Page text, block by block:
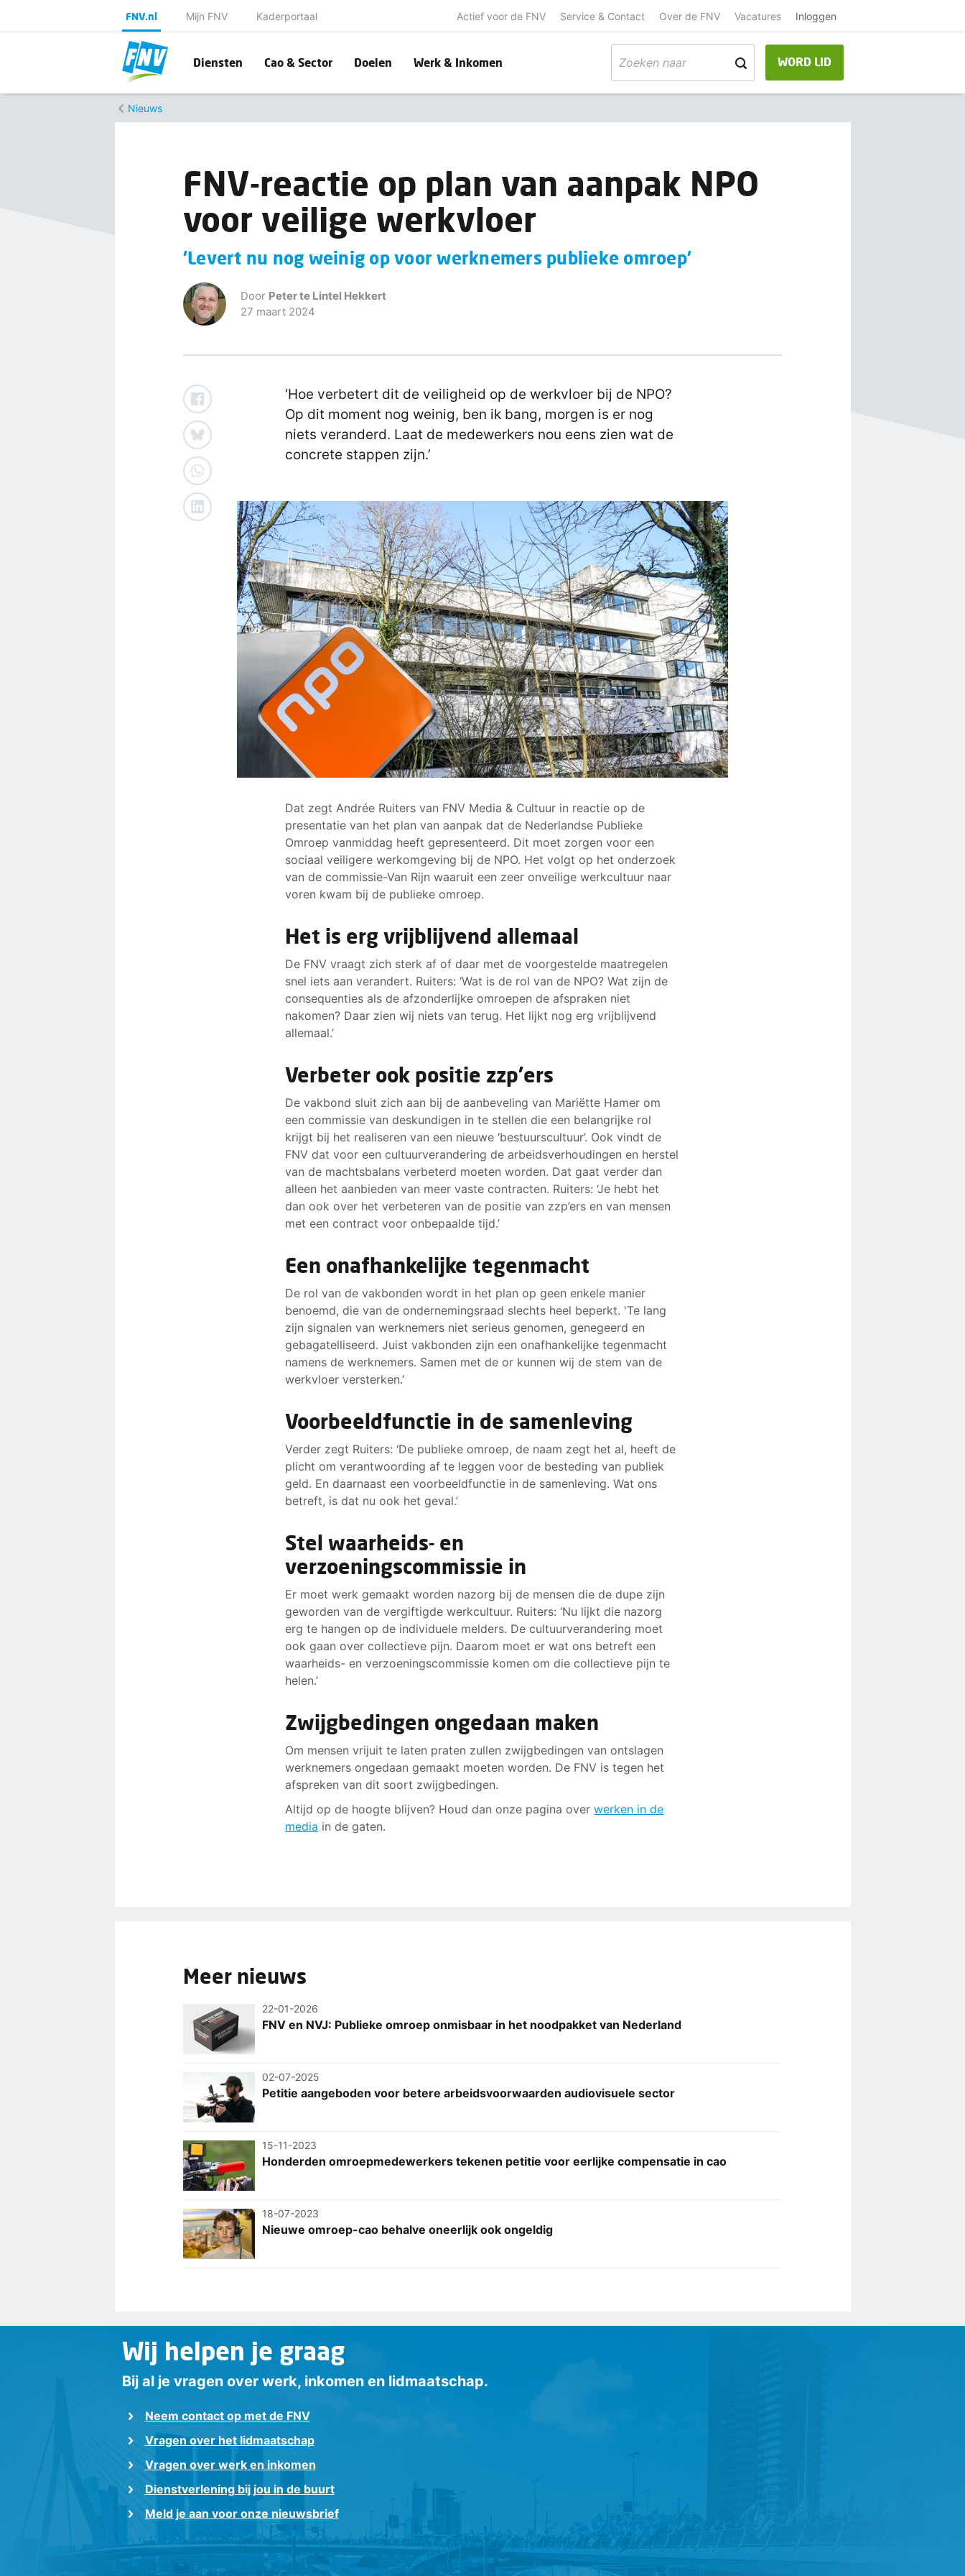
FNV.nl Mijn FNV Kaderportaal Actief voor de FNV Service & Contact Over de FNV Vacatures Inloggen
Diensten Cao & Sector Doelen Werk & Inkomen WORD LID
Nieuws
FNV-reactie op plan van aanpak NPO
voor veilige werkvloer
'Levert nu nog weinig op voor werknemers publieke omroep'
Door Peter te Lintel Hekkert
27 maart 2024
‘Hoe verbetert dit de veiligheid op de werkvloer bij de NPO?
Op dit moment nog weinig, ben ik bang, morgen is er nog
niets veranderd. Laat de medewerkers nou eens zien wat de
concrete stappen zijn.’
Dat zegt Andrée Ruiters van FNV Media & Cultuur in reactie op de
presentatie van het plan van aanpak dat de Nederlandse Publieke
Omroep vanmiddag heeft gepresenteerd. Dit moet zorgen voor een
sociaal veiligere werkomgeving bij de NPO. Het volgt op het onderzoek
van de commissie-Van Rijn waaruit een zeer onveilige werkcultuur naar
voren kwam bij de publieke omroep.
Het is erg vrijblijvend allemaal
De FNV vraagt zich sterk af of daar met de voorgestelde maatregelen
snel iets aan verandert. Ruiters: ‘Wat is de rol van de NPO? Wat zijn de
consequenties als de afzonderlijke omroepen de afspraken niet
nakomen? Daar zien wij niets van terug. Het lijkt nog erg vrijblijvend
allemaal.’
Verbeter ook positie zzp'ers
De vakbond sluit zich aan bij de aanbeveling van Mariëtte Hamer om
een commissie van deskundigen in te stellen die een belangrijke rol
krijgt bij het realiseren van een nieuwe ‘bestuurscultuur’. Ook vindt de
FNV dat voor een cultuurverandering de arbeidsverhoudingen en herstel
van de machtsbalans verbeterd moeten worden. Dat gaat verder dan
alleen het aanbieden van meer vaste contracten. Ruiters: ‘Je hebt het
dan ook over het verbeteren van de positie van zzp’ers en van mensen
met een contract voor onbepaalde tijd.’
Een onafhankelijke tegenmacht
De rol van de vakbonden wordt in het plan op geen enkele manier
benoemd, die van de ondernemingsraad slechts heel beperkt. 'Te lang
zijn signalen van werknemers niet serieus genomen, genegeerd en
gebagatelliseerd. Juist vakbonden zijn een onafhankelijke tegenmacht
namens de werknemers. Samen met de or kunnen wij de stem van de
werkvloer versterken.’
Voorbeeldfunctie in de samenleving
Verder zegt Ruiters: ‘De publieke omroep, de naam zegt het al, heeft de
plicht om verantwoording af te leggen voor de besteding van publiek
geld. En daarnaast een voorbeeldfunctie in de samenleving. Wat ons
betreft, is dat nu ook het geval.’
Stel waarheids- en
verzoeningscommissie in
Er moet werk gemaakt worden nazorg bij de mensen die de dupe zijn
geworden van de vergiftigde werkcultuur. Ruiters: ‘Nu lijkt die nazorg
erg te hangen op de individuele melders. De cultuurverandering moet
ook gaan over collectieve pijn. Daarom moet er wat ons betreft een
waarheids- en verzoeningscommissie komen om die collectieve pijn te
helen.’
Zwijgbedingen ongedaan maken
Om mensen vrijuit te laten praten zullen zwijgbedingen van ontslagen
werknemers ongedaan gemaakt moeten worden. De FNV is tegen het
afspreken van dit soort zwijgbedingen.
Altijd op de hoogte blijven? Houd dan onze pagina overwerken in de
media in de gaten.
Meer nieuws
22-01-2026
FNV en NVJ: Publieke omroep onmisbaar in het noodpakket van Nederland
02-07-2025
Petitie aangeboden voor betere arbeidsvoorwaarden audiovisuele sector
15-11-2023
Honderden omroepmedewerkers tekenen petitie voor eerlijke compensatie in cao
18-07-2023
Nieuwe omroep-cao behalve oneerlijk ook ongeldig
Wij helpen je graag
Bij al je vragen over werk, inkomen en lidmaatschap.
Neem contact op met de FNV
Vragen over het lidmaatschap
Vragen over werk en inkomen
Dienstverlening bij jou in de buurt
Meld je aan voor onze nieuwsbrief